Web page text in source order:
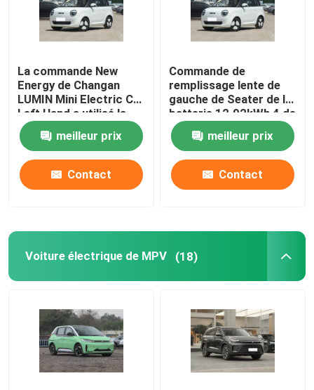
La commande New
Energy de Changan
LUMIN Mini Electric Car
Left Hand a utilisé la
voiture 155KM d'EV
meilleur prix
Contact
Commande de
remplissage lente de
gauche de Seater de la
batterie 12.92kWh 4 de
Changan Lumin EV
meilleur prix
Contact
Voiture électrique de MPV (18)